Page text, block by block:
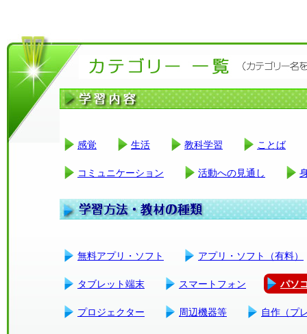
感覚 生活 教科学習 ことば
コミュニケーション 活動への見通し
無料アプリ・ソフト アプリ・ソフト（有料）
タブレット端末 スマートフォン パソ
プロジェクター 周辺機器等 自作（プ